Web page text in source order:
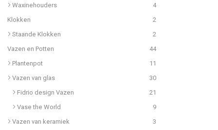
Waxinehouders
4
Klokken
2
Staande Klokken
2
Vazen en Potten
44
Plantenpot
11
Vazen van glas
30
Fidrio design Vazen
21
Vase the World
9
Vazen van keramiek
3